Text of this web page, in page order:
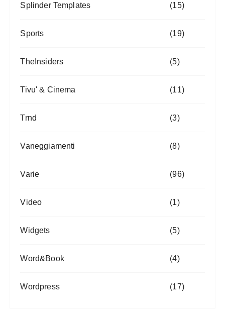
Splinder Templates (15)
Sports (19)
TheInsiders (5)
Tivu' & Cinema (11)
Trnd (3)
Vaneggiamenti (8)
Varie (96)
Video (1)
Widgets (5)
Word&Book (4)
Wordpress (17)